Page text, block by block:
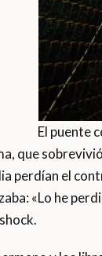
El puente
que
perdían el
«Lo he